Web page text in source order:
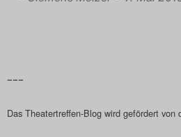
2018
–––
Das Theatertreffen-Blog wird gefördert von